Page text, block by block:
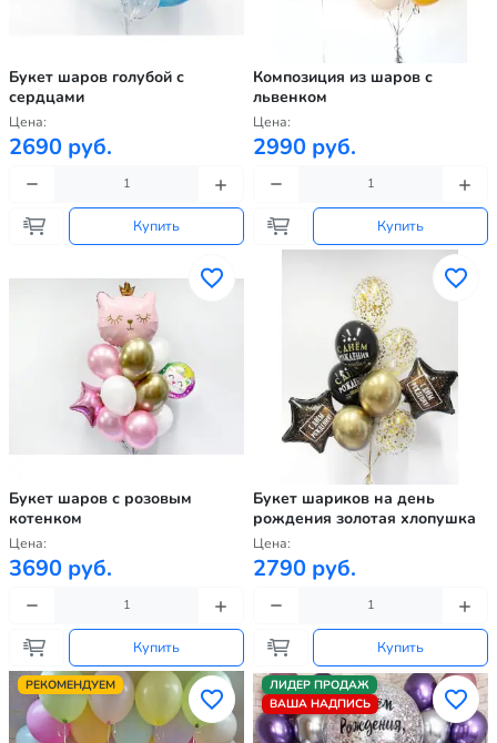
Букет шаров голубой с
сердцами
Цена:
2690 руб.
Купить
Композиция из шаров с
львенком
Цена:
2990 руб.
Купить
Букет шаров с розовым
котенком
Цена:
3690 руб.
Купить
Букет шариков на день
рождения золотая хлопушка
Цена:
2790 руб.
Купить
РЕКОМЕНДУЕМ
ЛИДЕР ПРОДАЖ
ВАША НАДПИСЬ